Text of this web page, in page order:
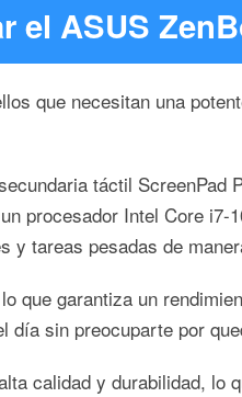
ASUS
que necesitan una
táctil
procesador Intel Core
y tareas pesadas de
que garantiza un
día sin preocuparte por
calidad y durabilidad,